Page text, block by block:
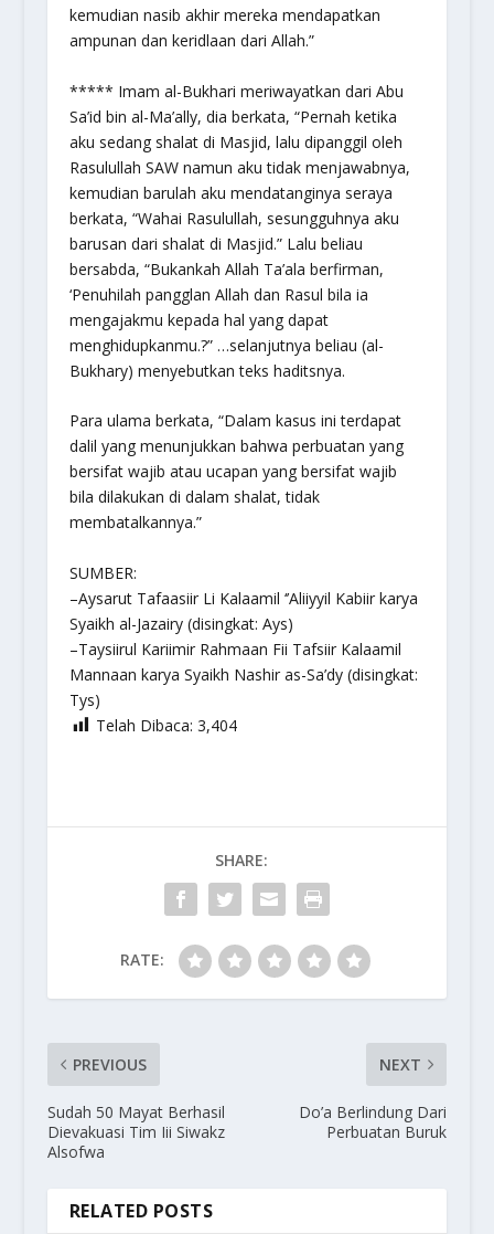
kemudian nasib akhir mereka mendapatkan
ampunan dan keridlaan dari Allah.”
***** Imam al-Bukhari meriwayatkan dari Abu
Sa’id bin al-Ma’ally, dia berkata, “Pernah ketika
aku sedang shalat di Masjid, lalu dipanggil oleh
Rasulullah SAW namun aku tidak menjawabnya,
kemudian barulah aku mendatanginya seraya
berkata, “Wahai Rasulullah, sesungguhnya aku
barusan dari shalat di Masjid.” Lalu beliau
bersabda, “Bukankah Allah Ta’ala berfirman,
‘Penuhilah pangglan Allah dan Rasul bila ia
mengajakmu kepada hal yang dapat
menghidupkanmu.?” …selanjutnya beliau (al-
Bukhary) menyebutkan teks haditsnya.
Para ulama berkata, “Dalam kasus ini terdapat
dalil yang menunjukkan bahwa perbuatan yang
bersifat wajib atau ucapan yang bersifat wajib
bila dilakukan di dalam shalat, tidak
membatalkannya.”
SUMBER:
–Aysarut Tafaasiir Li Kalaamil ‘’Aliiyyil Kabiirkarya
Syaikh al-Jazairy (disingkat: Ays)
–Taysiirul Kariimir Rahmaan Fii Tafsiir Kalaamil
Mannaan karya Syaikh Nashir as-Sa’dy (disingkat:
Tys)
Telah Dibaca: 3,404
SHARE:
RATE:
PREVIOUS
Sudah 50 Mayat Berhasil
Dievakuasi Tim Iii Siwakz
Alsofwa
NEXT
Do’a Berlindung Dari
Perbuatan Buruk
RELATED POSTS